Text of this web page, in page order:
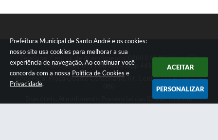
Prefeitura Municipal de Santo André e os cookies:
nosso site usa cookies para melhorar a sua
experiência de navegação. Ao continuar você
concorda com a nossa Política de Cookies e
Privacidade.
ACEITAR
PERSONALIZAR
Telefone: Central de Atendimento: 0800 019 19 44 ou 156
PABX: 4433-0111 ou Whatsapp 4433-0123
Endereço: Praça Quarto Centenário, 01, Centro | CEP: 09015-
Dias úteis, Atendimento Presencial das 07h as 18:45he